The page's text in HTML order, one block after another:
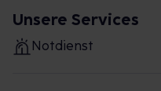
Unsere Services
Notdienst